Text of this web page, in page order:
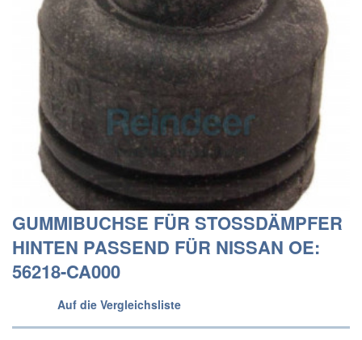
GUMMIBUCHSE FÜR STOSSDÄMPFER
HINTEN PASSEND FÜR NISSAN OE:
56218-CA000
Auf die Vergleichsliste